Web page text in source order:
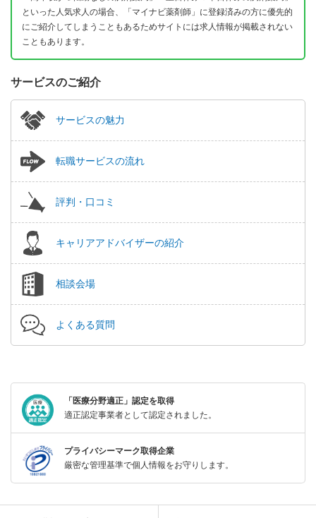
といった人気求人の場合、「マイナビ薬剤師」に登録済みの方に優先的
にご紹介してしまうこともあるためサイトには求人情報が掲載されない
こともあります。
サービスのご紹介
サービスの魅力
転職サービスの流れ
評判・口コミ
キャリアアドバイザーの紹介
相談会場
よくある質問
「医療分野適正」認定を取得
適正認定事業者として認定されました。
プライバシーマーク取得企業
厳密な管理基準で個人情報をお守りします。